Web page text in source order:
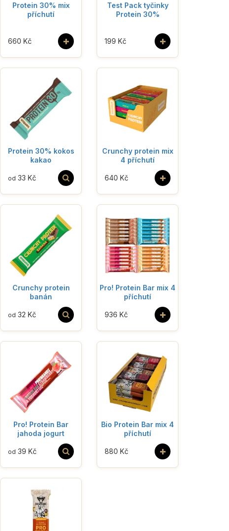
Protein 30% mix
příchutí
+
660 Kč
Test Pack tyčinky
Protein 30%
+
199 Kč
Protein 30% kokos
kakao
od 33 Kč
Crunchy protein mix
4 příchutí
+
640 Kč
Crunchy protein
banán
od 32 Kč
Pro! Protein Bar mix 4
příchutí
+
936 Kč
Pro! Protein Bar
jahoda jogurt
od 39 Kč
Bio Protein Bar mix 4
příchutí
+
880 Kč